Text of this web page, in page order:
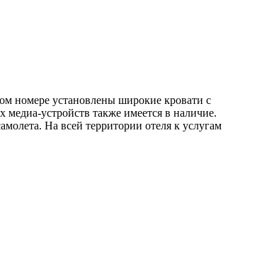
номере установлены широкие кровати с
устройств также имеется в наличие.
На всей территории отеля к услугам